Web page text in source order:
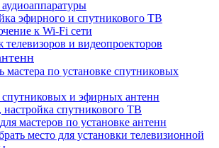
эфирного и спутникового ТВ
к Wi-Fi сети
и видеопроекторов
мастера по установке спутниковых
и эфирных антенн
настройка спутникового ТВ
мастеров по установке антенн
место для установки телевизионной